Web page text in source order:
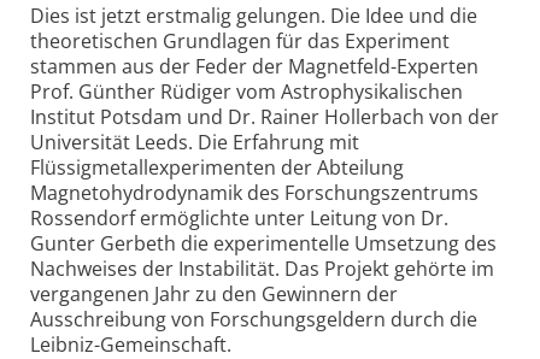
Dies ist jetzt erstmalig gelungen. Die Idee und die
theoretischen Grundlagen für das Experiment
stammen aus der Feder der Magnetfeld-Experten
Prof. Günther Rüdiger vom Astrophysikalischen
Institut Potsdam und Dr. Rainer Hollerbach von der
Universität Leeds. Die Erfahrung mit
Flüssigmetallexperimenten der Abteilung
Magnetohydrodynamik des Forschungszentrums
Rossendorf ermöglichte unter Leitung von Dr.
Gunter Gerbeth die experimentelle Umsetzung des
Nachweises der Instabilität. Das Projekt gehörte im
vergangenen Jahr zu den Gewinnern der
Ausschreibung von Forschungsgeldern durch die
Leibniz-Gemeinschaft.